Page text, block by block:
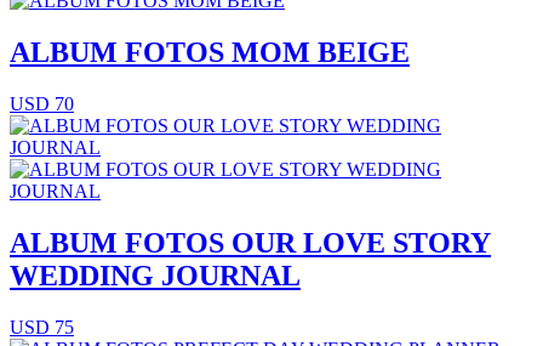
ALBUM FOTOS MOM BEIGE
USD 70
ALBUM FOTOS OUR LOVE STORY
WEDDING JOURNAL
USD 75